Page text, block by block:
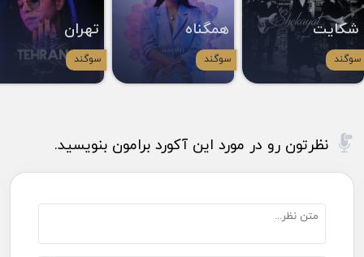
شکایت
سوگند
همگناه
سوگند
تهران
سوگند
نظرتون رو در مورد این آکورد برامون بنویسید.